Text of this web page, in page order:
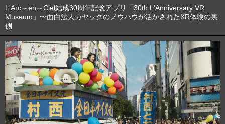
L'Arc～en～Ciel結成30周年記念アプリ「30th L'Anniversary VR
Museum」〜面白法人カヤックのノウハウが活かされたXR体験の裏
側